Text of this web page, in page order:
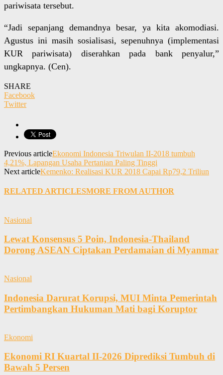
pariwisata tersebut.
“Jadi sepanjang demandnya besar, ya kita akomodiasi.
Agustus ini masih sosialisasi, sepenuhnya (implementasi
KUR pariwisata) diserahkan pada bank penyalur,”
ungkapnya. (Cen).
SHARE
Facebook
Twitter
Previous articleEkonomi Indonesia Triwulan II-2018 tumbuh
4,21%, Lapangan Usaha Pertanian Paling Tinggi
Next articleKemenko: Realisasi KUR 2018 Capai Rp79,2 Triliun
RELATED ARTICLESMORE FROM AUTHOR
Nasional
Lewat Konsensus 5 Poin, Indonesia-Thailand
Dorong ASEAN Ciptakan Perdamaian di Myanmar
Nasional
Indonesia Darurat Korupsi, MUI Minta Pemerintah
Pertimbangkan Hukuman Mati bagi Koruptor
Ekonomi
Ekonomi RI Kuartal II-2026 Diprediksi Tumbuh di
Bawah 5 Persen